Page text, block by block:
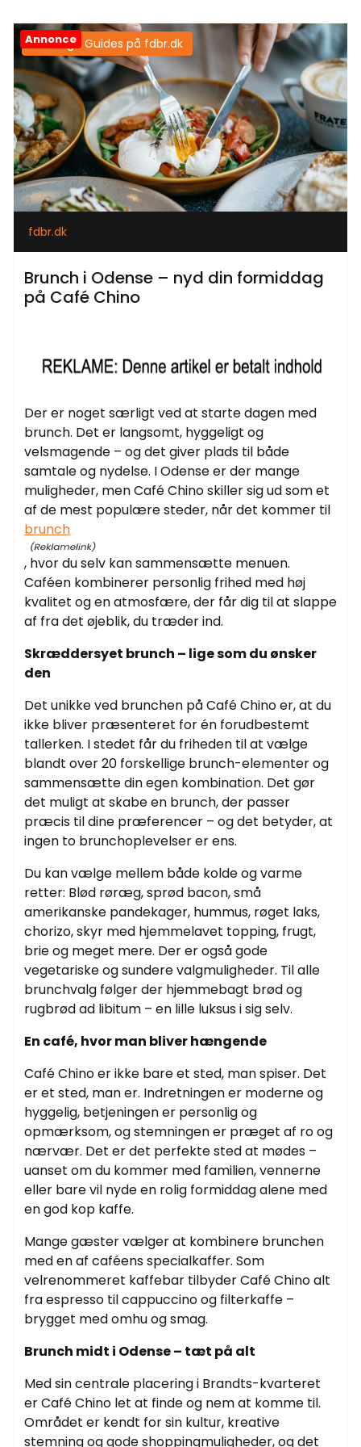
Annonce
Samtlige Guides på fdbr.dk
fdbr.dk
Brunch i Odense – nyd din formiddag
på Café Chino
Der er noget særligt ved at starte dagen med
brunch. Det er langsomt, hyggeligt og
velsmagende – og det giver plads til både
samtale og nydelse. I Odense er der mange
muligheder, men Café Chino skiller sig ud som et
af de mest populære steder, når det kommer til
brunch
, hvor du selv kan sammensætte menuen.
Caféen kombinerer personlig frihed med høj
kvalitet og en atmosfære, der får dig til at slappe
af fra det øjeblik, du træder ind.
Skræddersyet brunch – lige som du ønsker
den
Det unikke ved brunchen på Café Chino er, at du
ikke bliver præsenteret for én forudbestemt
tallerken. I stedet får du friheden til at vælge
blandt over 20 forskellige brunch-elementer og
sammensætte din egen kombination. Det gør
det muligt at skabe en brunch, der passer
præcis til dine præferencer – og det betyder, at
ingen to brunchoplevelser er ens.
Du kan vælge mellem både kolde og varme
retter: Blød røræg, sprød bacon, små
amerikanske pandekager, hummus, røget laks,
chorizo, skyr med hjemmelavet topping, frugt,
brie og meget mere. Der er også gode
vegetariske og sundere valgmuligheder. Til alle
brunchvalg følger der hjemmebagt brød og
rugbrød ad libitum – en lille luksus i sig selv.
En café, hvor man bliver hængende
Café Chino er ikke bare et sted, man spiser. Det
er et sted, man er. Indretningen er moderne og
hyggelig, betjeningen er personlig og
opmærksom, og stemningen er præget af ro og
nærvær. Det er det perfekte sted at mødes –
uanset om du kommer med familien, vennerne
eller bare vil nyde en rolig formiddag alene med
en god kop kaffe.
Mange gæster vælger at kombinere brunchen
med en af caféens specialkaffer. Som
velrenommeret kaffebar tilbyder Café Chino alt
fra espresso til cappuccino og filterkaffe –
brygget med omhu og smag.
Brunch midt i Odense – tæt på alt
Med sin centrale placering i Brandts-kvarteret
er Café Chino let at finde og nem at komme til.
Området er kendt for sin kultur, kreative
stemning og gode shoppingmuligheder, og det